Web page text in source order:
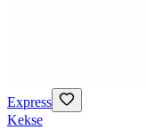
Express
Kekse